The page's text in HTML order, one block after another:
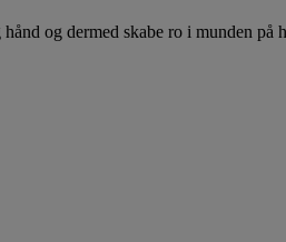
og dermed skabe ro i munden